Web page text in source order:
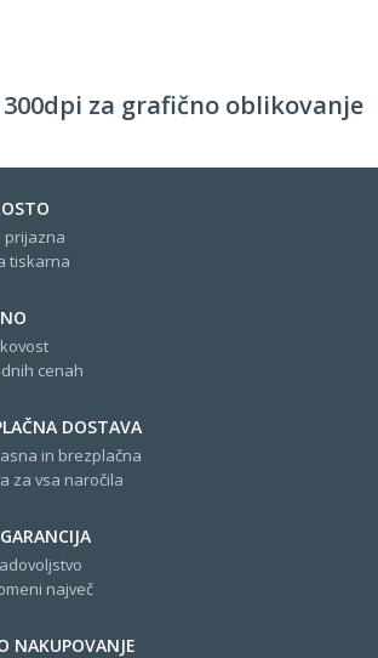
za grafično oblikovanje
prijazna
tiskarna
cenah
DOSTAVA
in brezplačna
za vsa naročila
največ
NAKUPOVANJE